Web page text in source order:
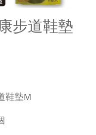
步道鞋墊
鞋墊M